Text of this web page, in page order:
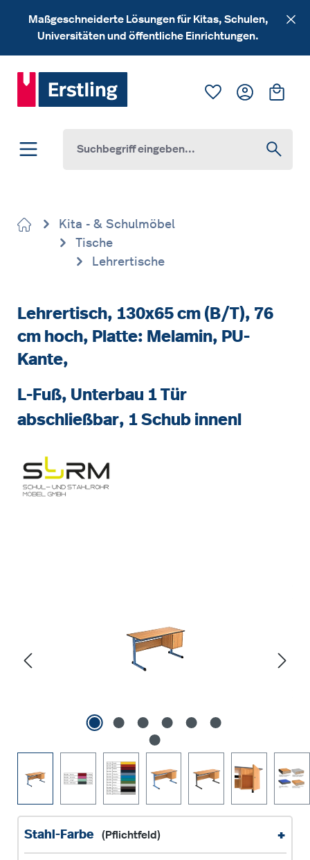
Zum Hauptinhalt springen
Maßgeschneiderte Lösungen für Kitas, Schulen,
Universitäten und öffentliche Einrichtungen.
Du hast 0
Kita - & Schulmöbel
Tische
Lehrertische
Lehrertisch, 130x65 cm (B/T), 76
cm hoch, Platte: Melamin, PU-
Kante,
L-Fuß, Unterbau 1 Tür
abschließbar, 1 Schub innenl
Stahl-Farbe (Pflichtfeld) +